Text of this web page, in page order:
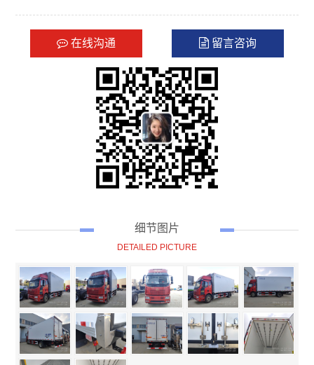
在线沟通 留言咨询
细节图片
DETAILED PICTURE